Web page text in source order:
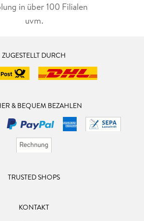
in über 100 Filialen
uvm.
ZUGESTELLT DURCH
& BEQUEM BEZAHLEN
TRUSTED SHOPS
KONTAKT